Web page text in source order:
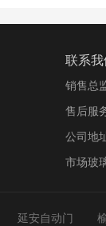
联系我
销售总
售后服
公司地
市场玻
延安自动门